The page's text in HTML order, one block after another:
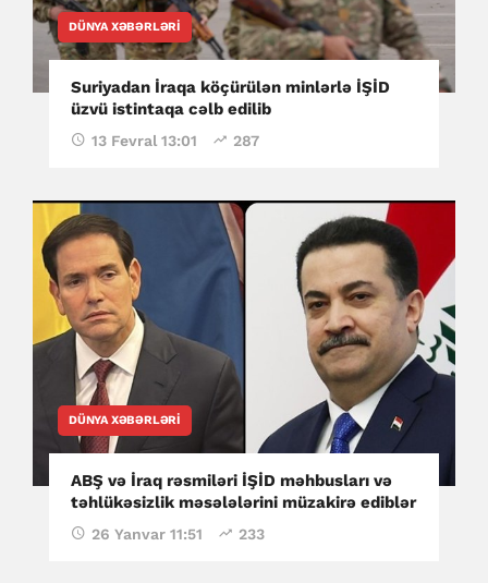
DÜNYA XƏBƏRLƏRI
Suriyadan İraqa köçürülən minlərlə İŞİD
üzvü istintaqa cəlb edilib
13 Fevral 13:01 287
DÜNYA XƏBƏRLƏRI
ABŞ və İraq rəsmiləri İŞİD məhbusları və
təhlükəsizlik məsələlərini müzakirə ediblər
26 Yanvar 11:51 233